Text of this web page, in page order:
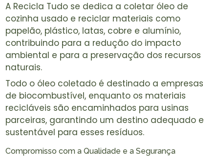
A Recicla Tudo se dedica a coletar óleo de
cozinha usado e reciclar materiais como
papelão, plástico, latas, cobre e alumínio,
contribuindo para a redução do impacto
ambiental e para a preservação dos recursos
naturais.
Todo o óleo coletado é destinado a empresas
de biocombustível, enquanto os materiais
recicláveis são encaminhados para usinas
parceiras, garantindo um destino adequado e
sustentável para esses resíduos.
Compromisso com a Qualidade e a Segurança